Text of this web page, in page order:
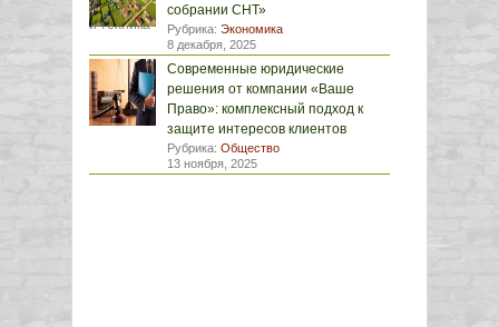
собрании СНТ»
Рубрика: Экономика
8 декабря, 2025
Современные юридические
решения от компании «Ваше
Право»: комплексный подход к
защите интересов клиентов
Рубрика: Общество
13 ноября, 2025